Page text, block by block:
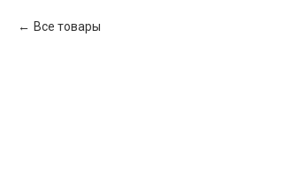
Все товары